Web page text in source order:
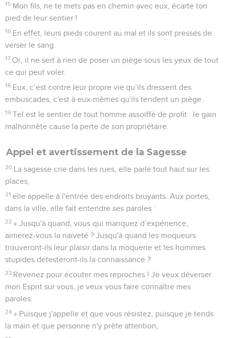
15 Mon fils, ne te mets pas en chemin avec eux, écarte ton
pied de leur sentier !
16 En effet, leurs pieds courent au mal et ils sont pressés de
verser le sang.
17 Or, il ne sert à rien de poser un piège sous les yeux de tout
ce qui peut voler.
18 Eux, c’est contre leur propre vie qu’ils dressent des
embuscades, c'est à eux-mêmes qu'ils tendent un piège.
19 Tel est le sentier de tout homme assoiffé de profit : le gain
malhonnête cause la perte de son propriétaire.
Appel et avertissement de la Sagesse
20 La sagesse crie dans les rues, elle parle tout haut sur les
places,
21 elle appelle à l'entrée des endroits bruyants. Aux portes,
dans la ville, elle fait entendre ses paroles :
22 « Jusqu'à quand, vous qui manquez d’expérience,
aimerez-vous la naïveté ? Jusqu'à quand les moqueurs
trouveront-ils leur plaisir dans la moquerie et les hommes
stupides détesteront-ils la connaissance ?
23 Revenez pour écouter mes reproches ! Je veux déverser
mon Esprit sur vous, je veux vous faire connaître mes
paroles.
24 » Puisque j'appelle et que vous résistez, puisque je tends
la main et que personne n'y prête attention,